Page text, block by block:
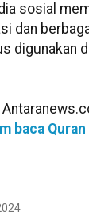
sosial
dan
digunakan
baca Quran